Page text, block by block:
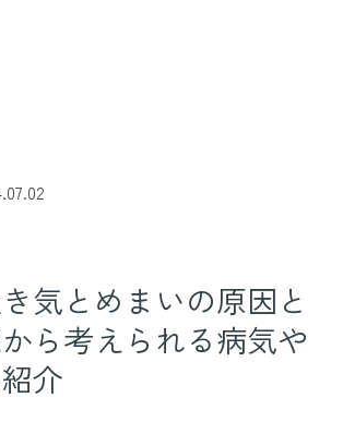
気とめまいの原因と
ら考えられる病気や
介